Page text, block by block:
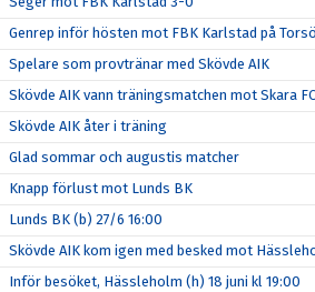
Genrep inför hösten mot FBK Karlstad på Torsö
Spelare som provtränar med Skövde AIK
Skövde AIK vann träningsmatchen mot Skara FC
Skövde AIK åter i träning
Glad sommar och augustis matcher
Knapp förlust mot Lunds BK
Lunds BK (b) 27/6 16:00
Skövde AIK kom igen med besked mot
Inför besöket, Hässleholm (h) 18 juni kl 19:00